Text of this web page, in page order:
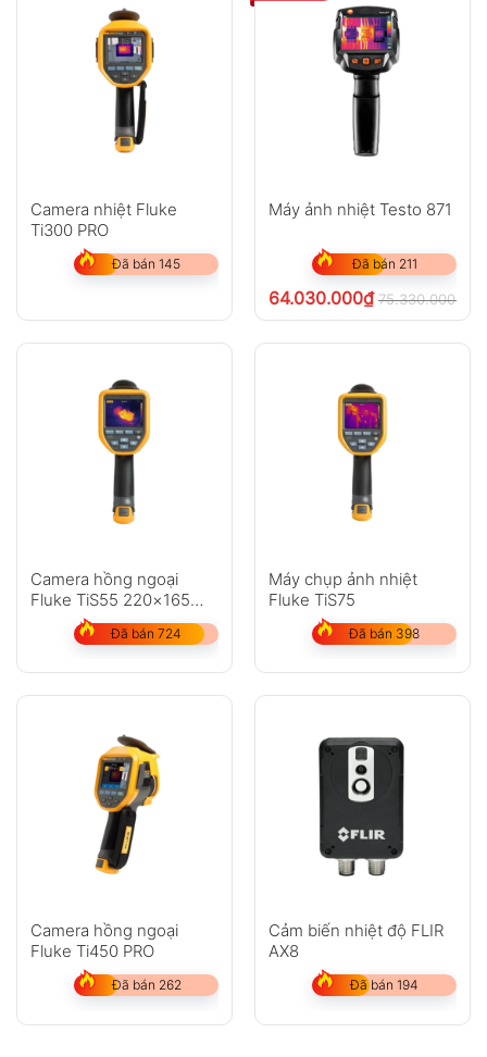
Camera nhiệt Fluke
Ti300 PRO
Đã bán 145
Máy ảnh nhiệt Testo 871
Đã bán 211
64.030.000₫ 75.330.000₫
Camera hồng ngoại
Fluke TiS55 220×165
(36.300 pixel)
Đã bán 724
Máy chụp ảnh nhiệt
Fluke TiS75
Đã bán 398
Camera hồng ngoại
Fluke Ti450 PRO
Đã bán 262
Cảm biến nhiệt độ FLIR
AX8
Đã bán 194